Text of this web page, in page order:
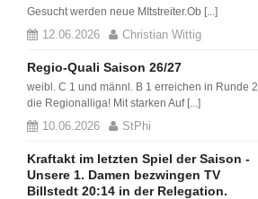
Gesucht werden neue MItstreiter.Ob [...]
12.06.2026 Christian Wittig
Regio-Quali Saison 26/27
weibl. C 1 und männl. B 1 erreichen in Runde 2
die Regionalliga! Mit starken Auf [...]
10.06.2026 StPhi
Kraftakt im letzten Spiel der Saison -
Unsere 1. Damen bezwingen TV
Billstedt 20:14 in der Relegation.